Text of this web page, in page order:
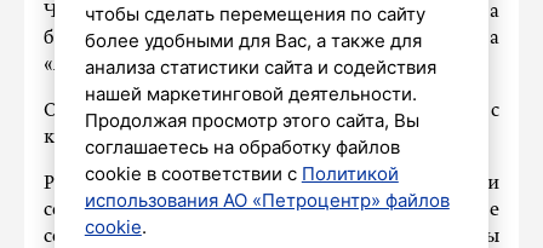
Чувствую себя хорошо, спасибо за
беспокойство», – отметила участница
«Аншлага», пишет360.ru.
Она добавила, что планирует выступить с
концертом 20 октября.
Ранее о проблемах со здоровьем артистки
сообщал телеграм-канал Mash. Издание
сообщало, у 78-летней артистки якобы
чтобы сделать перемещения по сайту
более удобными для Вас, а также для
анализа статистики сайта и содействия
нашей маркетинговой деятельности.
Продолжая просмотр этого сайта, Вы
соглашаетесь на обработку файлов
cookie в соответствии с Политикой
использования АО «Петроцентр» файлов
cookie.